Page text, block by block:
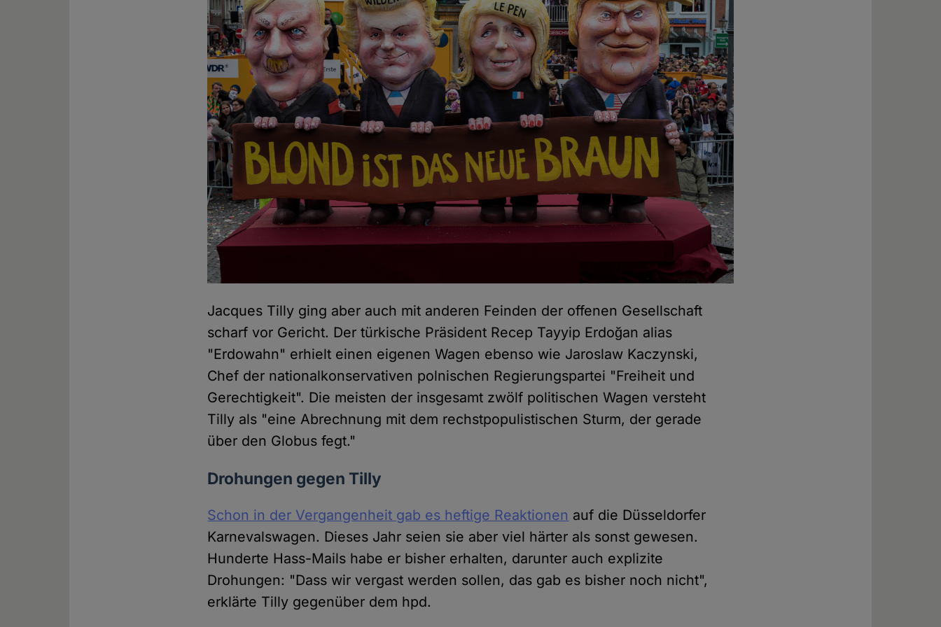
Jacques Tilly ging aber auch mit anderen Feinden der offenen Gesellschaft
scharf vor Gericht. Der türkische Präsident Recep Tayyip Erdoğan alias
"Erdowahn" erhielt einen eigenen Wagen ebenso wie Jaroslaw Kaczynski,
Chef der nationalkonservativen polnischen Regierungspartei "Freiheit und
Gerechtigkeit". Die meisten der insgesamt zwölf politischen Wagen versteht
Tilly als "eine Abrechnung mit dem rechstpopulistischen Sturm, der gerade
über den Globus fegt."
Drohungen gegen Tilly
Schon in der Vergangenheit gab es heftige Reaktionen auf die Düsseldorfer
Karnevalswagen. Dieses Jahr seien sie aber viel härter als sonst gewesen.
Hunderte Hass-Mails habe er bisher erhalten, darunter auch explizite
Drohungen: "Dass wir vergast werden sollen, das gab es bisher noch nicht",
erklärte Tilly gegenüber dem hpd.